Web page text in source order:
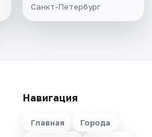
Санкт-Петербург
Навигация
Главная
Города